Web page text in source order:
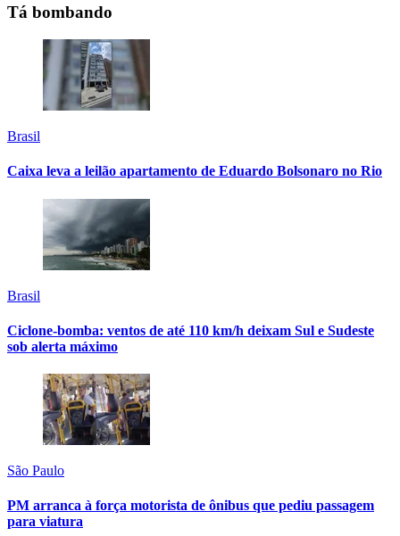
Tá bombando
Brasil
Caixa leva a leilão apartamento de Eduardo Bolsonaro no Rio
Brasil
Ciclone-bomba: ventos de até 110 km/h deixam Sul e Sudeste
sob alerta máximo
São Paulo
PM arranca à força motorista de ônibus que pediu passagem
para viatura